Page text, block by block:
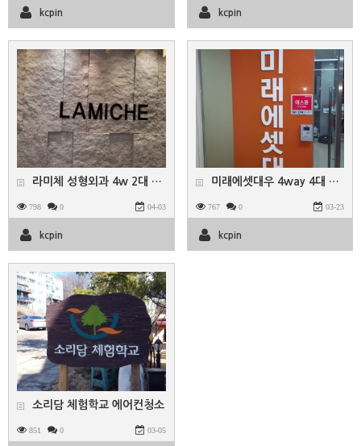
kcpin kcpin
라미체 성형외과 4w 2대 1w 15대
798 0 04-03
kcpin
미래에셋대우 4way 4대 1way 5대
767 0 03-23
kcpin
소리담 체험학교 에어컨청소
851 0 03-05